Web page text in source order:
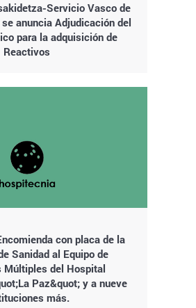
Servicio Vasco de
anuncia Adjudicación del
para la adquisición de
Reactivos
con placa de la
Sanidad al Equipo de
Múltiples del Hospital
Paz&quot; y a nueve
más.